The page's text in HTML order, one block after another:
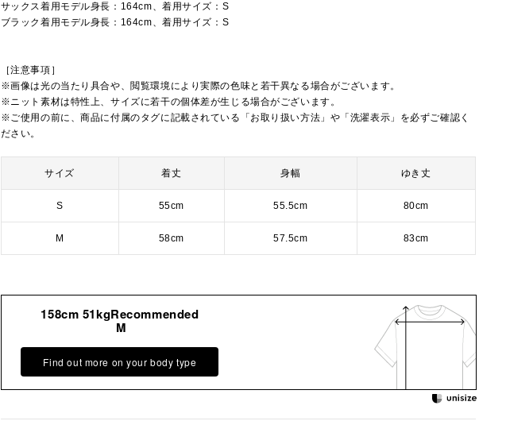
サックス着用モデル身長：164cm、着用サイズ：S
ブラック着用モデル身長：164cm、着用サイズ：S
［注意事項］
※画像は光の当たり具合や、閲覧環境により実際の色味と若干異なる場合がございます。
※ニット素材は特性上、サイズに若干の個体差が生じる場合がございます。
※ご使用の前に、商品に付属のタグに記載されている「お取り扱い方法」や「洗濯表示」を必ずご確認く
ださい。
サイズ 着丈 身幅 ゆき丈
S 55cm 55.5cm 80cm
M 58cm 57.5cm 83cm
158cm 51kgRecommended
M
Find out more on your body type